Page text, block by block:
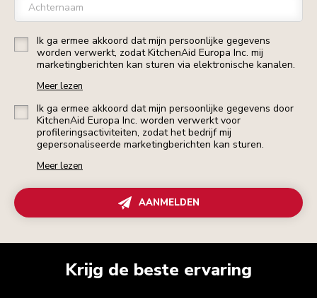
Achternaam
Ik ga ermee akkoord dat mijn persoonlijke gegevens
worden verwerkt, zodat KitchenAid Europa Inc. mij
marketingberichten kan sturen via elektronische kanalen.
Meer lezen
Ik ga ermee akkoord dat mijn persoonlijke gegevens door
KitchenAid Europa Inc. worden verwerkt voor
profileringsactiviteiten, zodat het bedrijf mij
gepersonaliseerde marketingberichten kan sturen.
Meer lezen
AANMELDEN
Krijg de beste ervaring